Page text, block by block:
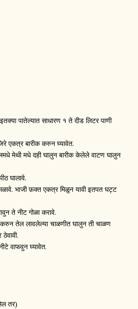
पातेल्यात साधारण १ ते दीड लिटर पाणी
एकत्र बारीक करुन घ्यावेत.
मेथी मधे दही घालुन बारीक केलेले वाटण घालुन
घालावे.
भाजी फ़क्त एकत्र मिळुन यावी इतपत घट्ट
ते नीट गोळा करावे.
करुन तेल लावलेल्या चाळणीत घालुन ती चाळण
वाफवुन घ्यावेत.
तर)